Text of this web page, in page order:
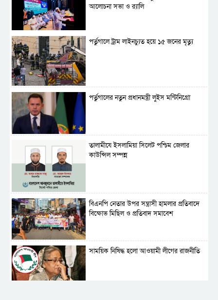
আলোচনা সভা ও র‍্যালি
পর্তুগালে ট্রাম লাইনচ্যুত হয়ে ১৫ জনের মৃত্যু
পর্তুগালের নতুন প্রধানমন্ত্রী লুইস মন্টিনিগ্রো
‎তালামীযে ইসলামিয়া সিলেট পশ্চিম জেলার
কাউন্সিল সম্পন্ন
বিএনপি নেতার উপর সন্ত্রাসী হামলার প্রতিবাদে
বিক্ষোভ মিছিল ও প্রতিবাদ সমাবেশ
সাময়িক নিষিদ্ধ হলো আওয়ামী লীগের রাজনীতি